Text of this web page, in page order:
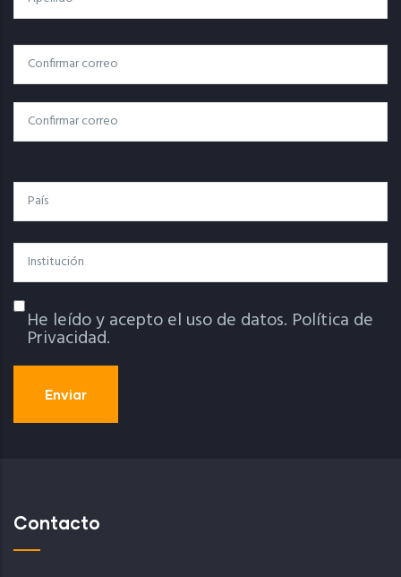
Correo
Electrónico
Correo Electrónico
Confirmar Correo
País
Institución
Política De Privacidad
He leído y acepto el uso de datos. Política de
Privacidad.
Contacto